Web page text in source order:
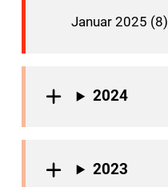
Januar 2025 (8)
2024
2023